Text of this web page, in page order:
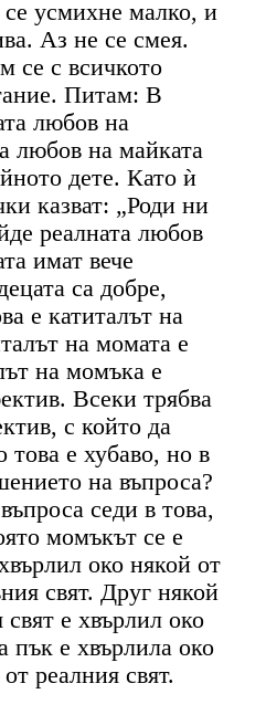
се усмихне малко, и
Аз не се смея.
се с всичкото
Питам: В
любов на
любов на майката
дете. Като ѝ
казват: „Роди ни
реалната любов
имат вече
са добре,
е катиталът на
на момата е
на момъка е
Всеки трябва
с който да
това е хубаво, но в
на въпроса?
седи в това,
момъкът се е
око някой от
свят. Друг някой
е хвърлил око
е хвърлила око
реалния свят.